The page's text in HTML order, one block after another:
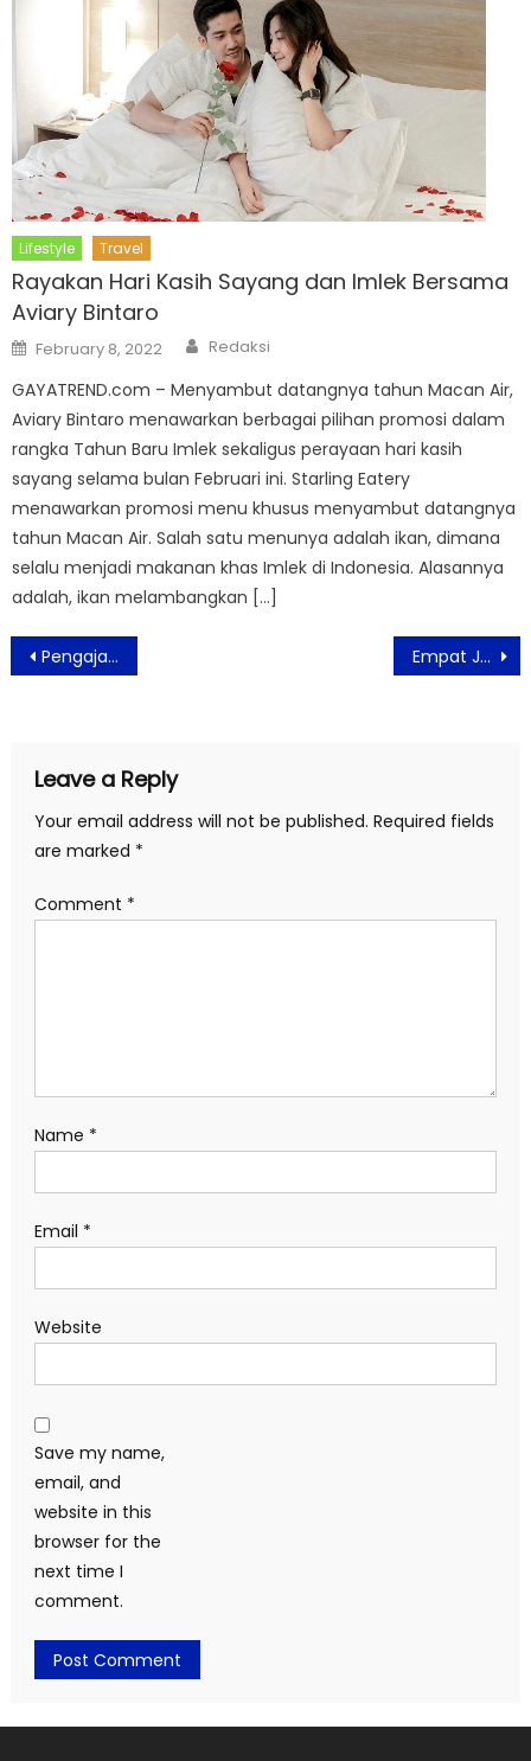
Lifestyle Travel
Rayakan Hari Kasih Sayang dan Imlek Bersama
Aviary Bintaro
Posted
on
February 8, 2022 Author
Redaksi
GAYATREND.com – Menyambut datangnya tahun Macan Air,
Aviary Bintaro menawarkan berbagai pilihan promosi dalam
rangka Tahun Baru Imlek sekaligus perayaan hari kasih
sayang selama bulan Februari ini. Starling Eatery
menawarkan promosi menu khusus menyambut datangnya
tahun Macan Air. Salah satu menunya adalah ikan, dimana
selalu menjadi makanan khas Imlek di Indonesia. Alasannya
adalah, ikan melambangkan […]
Post
navigation
Pengajar PAUD Anak Kebutuhan Khusus Masih Sangat Minim Empat Jenis Masalah Kulit Yang Terkait Covid-19
Leave a Reply
Your email address will not be published. Required fields
are marked *
Comment *
Name *
Email *
Website
Save my name,
email, and
website in this
browser for the
next time I
comment.